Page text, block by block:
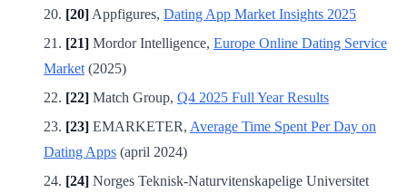
[20] Appfigures, Dating App Market Insights 2025
[21] Mordor Intelligence, Europe Online Dating Service
Market (2025)
[22] Match Group, Q4 2025 Full Year Results
[23] EMARKETER, Average Time Spent Per Day on
Dating Apps (april 2024)
[24] Norges Teknisk-Naturvitenskapelige Universitet